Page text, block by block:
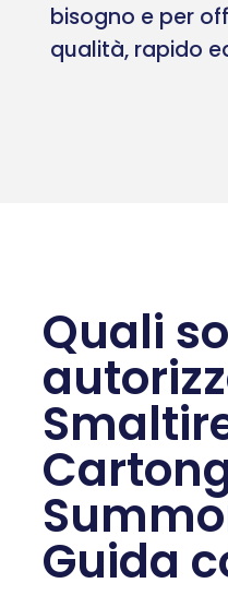
bisogno e per
qualità, rapido
Quali
Guida